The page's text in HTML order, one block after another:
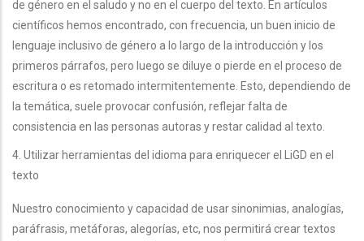
de género en el saludo y no en el cuerpo del texto. En artículos
científicos hemos encontrado, con frecuencia, un buen inicio de
lenguaje inclusivo de género a lo largo de la introducción y los
primeros párrafos, pero luego se diluye o pierde en el proceso de
escritura o es retomado intermitentemente. Esto, dependiendo de
la temática, suele provocar confusión, reflejar falta de
consistencia en las personas autoras y restar calidad al texto.
4. Utilizar herramientas del idioma para enriquecer el LiGD en el
texto
Nuestro conocimiento y capacidad de usar sinonimias, analogías,
paráfrasis, metáforas, alegorías, etc, nos permitirá crear textos